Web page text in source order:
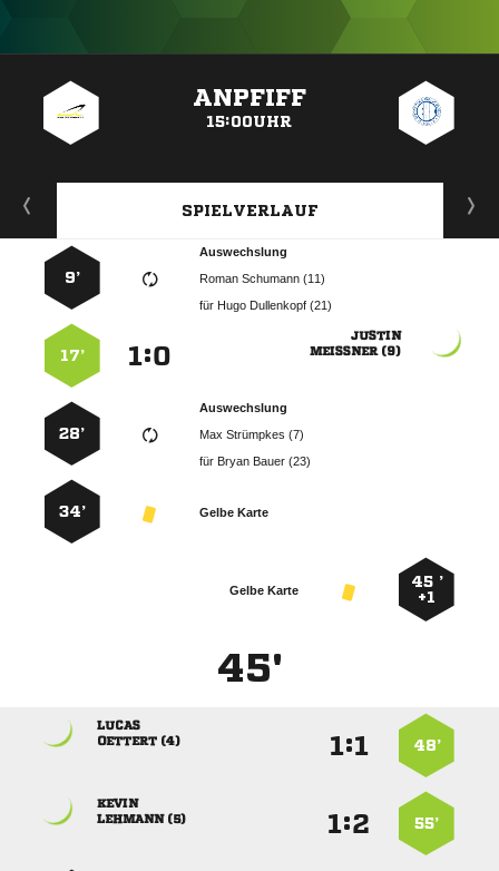
ANPFIFF
15:00UHR
SPIELVERLAUF
Auswechslung
  
für   
9’

 
:
17’
Auswechslung
  
für   
28’
Gelbe Karte
34’
45 ’
+1
Gelbe Karte
45'
48’
:

 
55’
:

 